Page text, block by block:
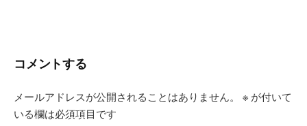
ョ
コメントする
メールアドレスが公開されることはありません。 ※ が付いて
いる欄は必須項目です